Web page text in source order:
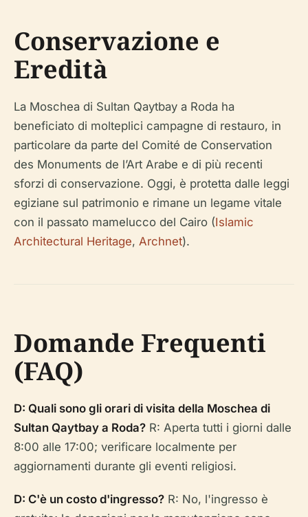
Conservazione e
Eredità
La Moschea di Sultan Qaytbay a Roda ha
beneficiato di molteplici campagne di restauro, in
particolare da parte del Comité de Conservation
des Monuments de l’Art Arabe e di più recenti
sforzi di conservazione. Oggi, è protetta dalle leggi
egiziane sul patrimonio e rimane un legame vitale
con il passato mamelucco del Cairo (Islamic
Architectural Heritage, Archnet).
Domande Frequenti
(FAQ)
D: Quali sono gli orari di visita della Moschea di
Sultan Qaytbay a Roda? R: Aperta tutti i giorni dalle
8:00 alle 17:00; verificare localmente per
aggiornamenti durante gli eventi religiosi.
D: C'è un costo d'ingresso? R: No, l'ingresso è